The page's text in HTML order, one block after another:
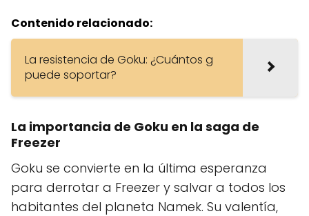
Contenido relacionado:
La resistencia de Goku: ¿Cuántos g
puede soportar?
La importancia de Goku en la saga de
Freezer
Goku se convierte en la última esperanza
para derrotar a Freezer y salvar a todos los
habitantes del planeta Namek. Su valentía,